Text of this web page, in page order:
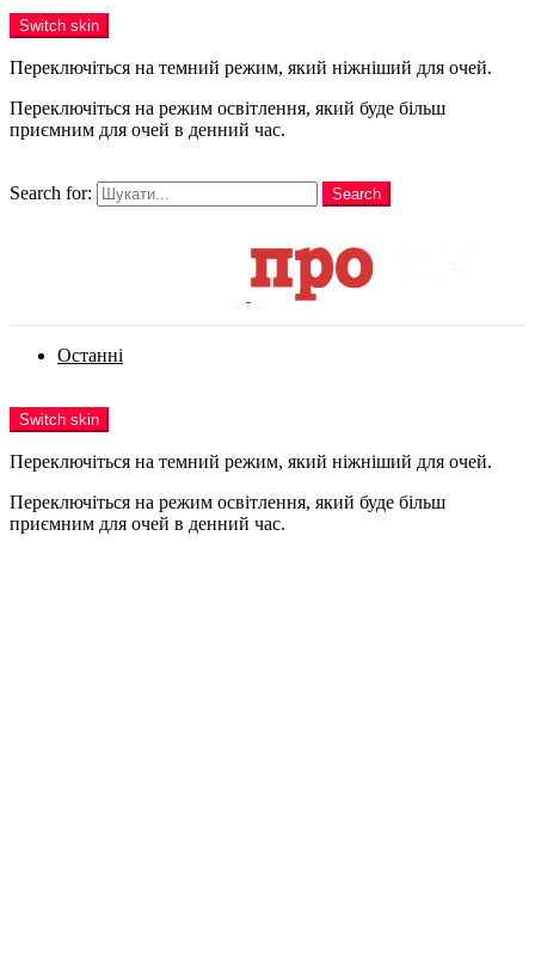
Switch skin
Переключіться на темний режим, який ніжніший для очей.
Переключіться на режим освітлення, який буде більш
приємним для очей в денний час.
Search for:
Search
Останні
Switch skin
Переключіться на темний режим, який ніжніший для очей.
Переключіться на режим освітлення, який буде більш
приємним для очей в денний час.